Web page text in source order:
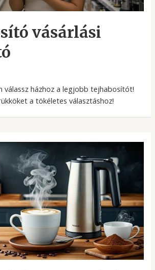
vásárlási
válassz házhoz a legjobb tejhabosítót!
a tökéletes választáshoz!